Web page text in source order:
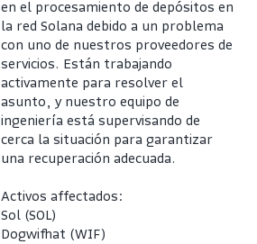
en el procesamiento de depósitos en
la red Solana debido a un problema
con uno de nuestros proveedores de
servicios. Están trabajando
activamente para resolver el
asunto, y nuestro equipo de
ingeniería está supervisando de
cerca la situación para garantizar
una recuperación adecuada.
Activos affectados:
Sol (SOL)
Dogwifhat (WIF)